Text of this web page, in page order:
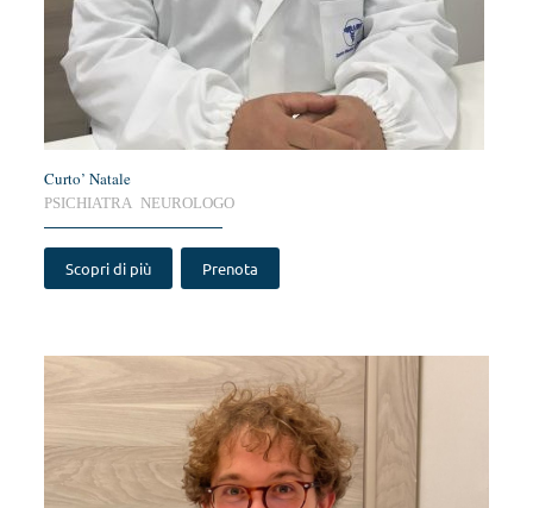
Curto’ Natale
PSICHIATRA NEUROLOGO
Scopri di più Prenota